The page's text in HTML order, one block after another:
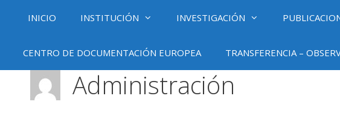
INICIO INSTITUCIÓN INVESTIGACIÓN
CENTRO DE DOCUMENTACIÓN EUROPEA TRANSFERENCIA –
Administración